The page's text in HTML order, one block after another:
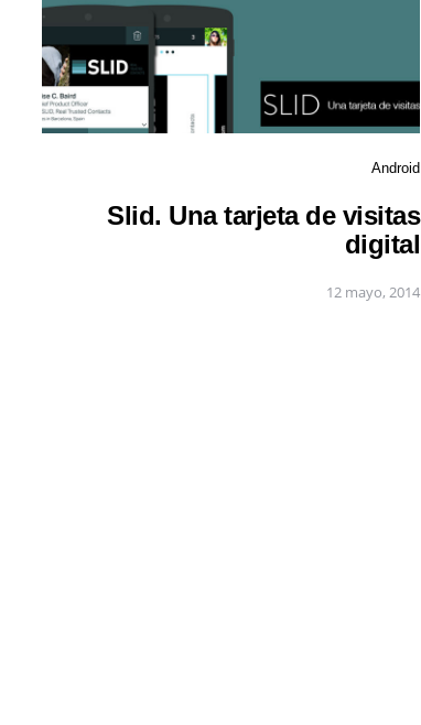
Android
Slid. Una tarjeta de visitas
digital
12 mayo, 2014